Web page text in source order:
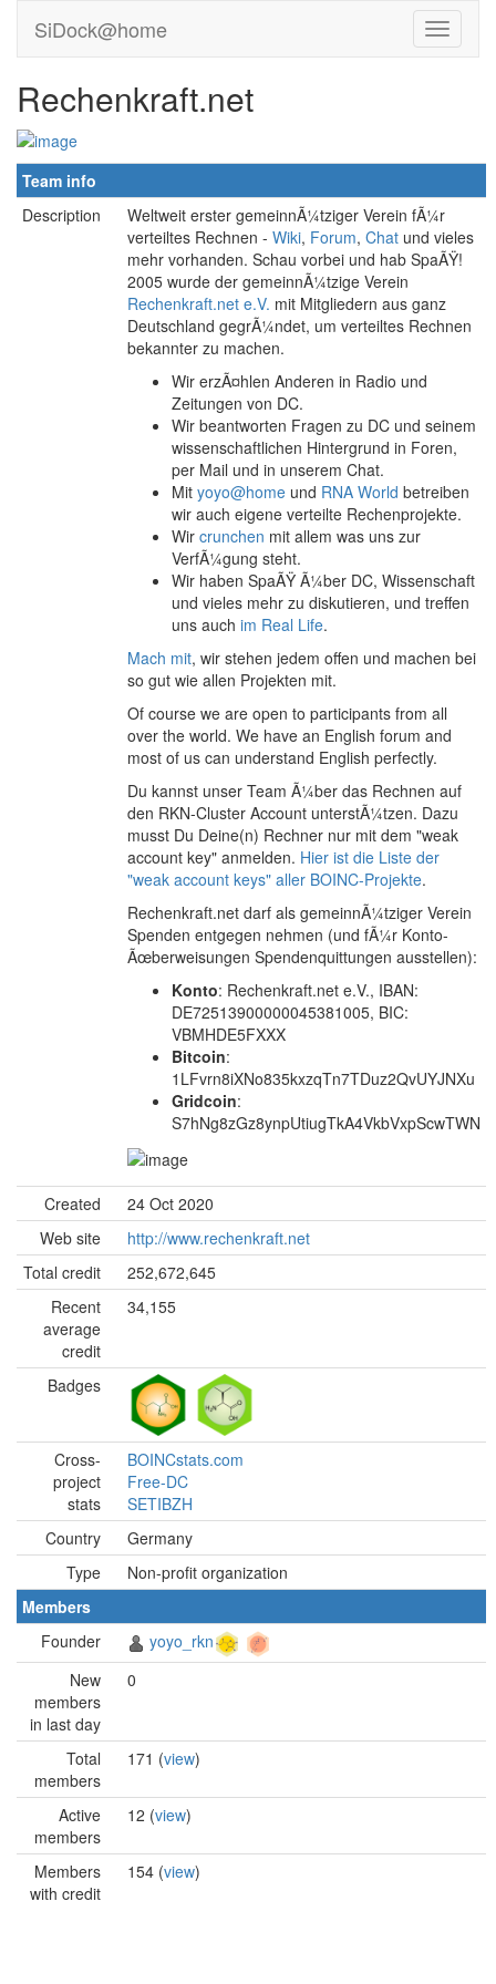
SiDock@home
Rechenkraft.net
Team info
Description
Weltweit erster gemeinnÃ¼tziger Verein fÃ¼r
verteiltes Rechnen - Wiki, Forum, Chat und vieles
mehr vorhanden. Schau vorbei und hab SpaÃŸ!
2005 wurde der gemeinnÃ¼tzige Verein
Rechenkraft.net e.V. mit Mitgliedern aus ganz
Deutschland gegrÃ¼ndet, um verteiltes Rechnen
bekannter zu machen.
Wir erzÃ¤hlen Anderen in Radio und
Zeitungen von DC.
Wir beantworten Fragen zu DC und seinem
wissenschaftlichen Hintergrund in Foren,
per Mail und in unserem Chat.
Mit yoyo@home und RNA World betreiben
wir auch eigene verteilte Rechenprojekte.
Wir crunchen mit allem was uns zur
VerfÃ¼gung steht.
Wir haben SpaÃŸ Ã¼ber DC, Wissenschaft
und vieles mehr zu diskutieren, und treffen
uns auch im Real Life.
Mach mit, wir stehen jedem offen und machen bei
so gut wie allen Projekten mit.
Of course we are open to participants from all
over the world. We have an English forum and
most of us can understand English perfectly.
Du kannst unser Team Ã¼ber das Rechnen auf
den RKN-Cluster Account unterstÃ¼tzen. Dazu
musst Du Deine(n) Rechner nur mit dem "weak
account key" anmelden. Hier ist die Liste der
"weak account keys" aller BOINC-Projekte.
Rechenkraft.net darf als gemeinnÃ¼tziger Verein
Spenden entgegen nehmen (und fÃ¼r Konto-
Ãœberweisungen Spendenquittungen ausstellen):
Konto: Rechenkraft.net e.V., IBAN:
DE72513900000045381005, BIC:
VBMHDE5FXXX
Bitcoin:
1LFvrn8iXNo835kxzqTn7TDuz2QvUYJNXu
Gridcoin:
S7hNg8zGz8ynpUtiugTkA4VkbVxpScwTWN
Created
24 Oct 2020
Web site
http://www.rechenkraft.net
Total credit
252,672,645
Recent
average
credit
34,155
Badges
Cross-
project
stats
BOINCstats.com
Free-DC
SETIBZH
Country
Germany
Type
Non-profit organization
Members
Founder
yoyo_rkn
New
members
in last day
0
Total
members
171 (view)
Active
members
12 (view)
Members
with credit
154 (view)